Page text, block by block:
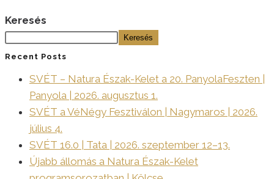
Keresés
Keresés
Recent Posts
SVÉT – Natura Észak-Kelet a 20. PanyolaFeszten |
Panyola | 2026. augusztus 1.
SVÉT a VéNégy Fesztiválon | Nagymaros | 2026.
július 4.
SVÉT 16.0 | Tata | 2026. szeptember 12–13.
Újabb állomás a Natura Észak-Kelet